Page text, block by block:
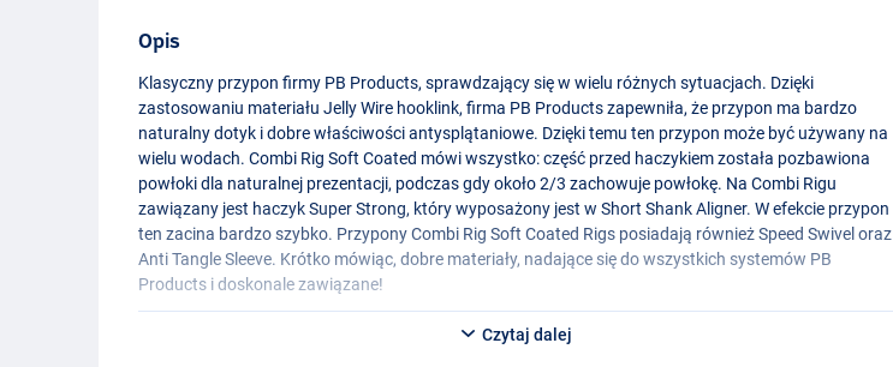
Opis
Klasyczny przypon firmy PB Products, sprawdzający się w wielu różnych sytuacjach. Dzięki
zastosowaniu materiału Jelly Wire hooklink, firma PB Products zapewniła, że przypon ma bardzo
naturalny dotyk i dobre właściwości antysplątaniowe. Dzięki temu ten przypon może być używany na
wielu wodach. Combi Rig Soft Coated mówi wszystko: część przed haczykiem została pozbawiona
powłoki dla naturalnej prezentacji, podczas gdy około 2/3 zachowuje powłokę. Na Combi Rigu
zawiązany jest haczyk Super Strong, który wyposażony jest w Short Shank Aligner. W efekcie przypon
ten zacina bardzo szybko. Przypony Combi Rig Soft Coated Rigs posiadają również Speed Swivel oraz
Anti Tangle Sleeve. Krótko mówiąc, dobre materiały, nadające się do wszystkich systemów PB
Products i doskonale zawiązane!
Czytaj dalej